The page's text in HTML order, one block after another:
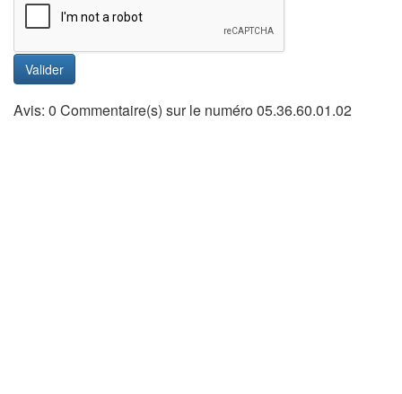
Valider
Avis: 0 Commentaire(s) sur le numéro 05.36.60.01.02